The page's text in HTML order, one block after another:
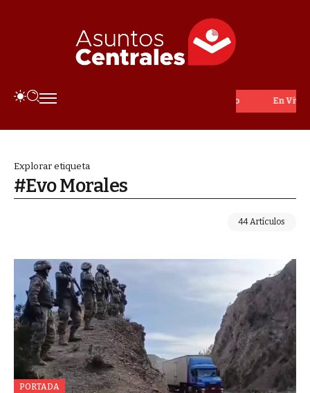
En Vivo
Explorar etiqueta
#Evo Morales
44 Artículos
PORTADA